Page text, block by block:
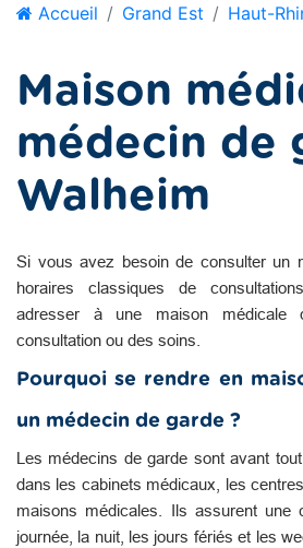
Accueil Grand Est Haut-
Maison
médecin de
Walheim
Si vous avez besoin de consulter un
horaires classiques de
adresser à une maison médicale
consultation ou des soins.
Pourquoi se rendre en
un médecin de garde ?
Les médecins de garde sont avant
dans les cabinets médicaux, les
maisons médicales. Ils assurent une
journée, la nuit, les jours fériés et les